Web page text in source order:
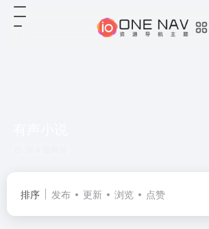
排序 发布 更新 浏览 点赞